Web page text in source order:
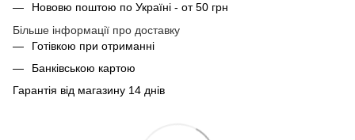
Нововю поштою по Україні - от 50 грн
Більше інформації про доставку
Готівкою при отриманні
Банківською картою
Гарантія від магазину 14 днів